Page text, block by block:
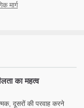
मार्ग
का महत्व
दूसरों की परवाह करने